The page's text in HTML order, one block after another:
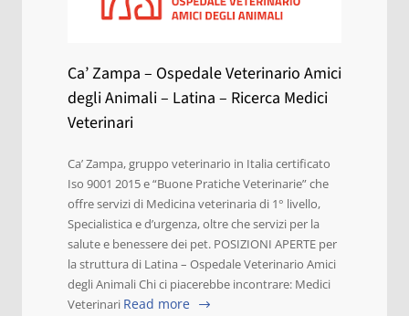
Ca’ Zampa – Ospedale Veterinario Amici
degli Animali – Latina – Ricerca Medici
Veterinari
Ca’ Zampa, gruppo veterinario in Italia certificato
Iso 9001 2015 e “Buone Pratiche Veterinarie” che
offre servizi di Medicina veterinaria di 1° livello,
Specialistica e d’urgenza, oltre che servizi per la
salute e benessere dei pet. POSIZIONI APERTE per
la struttura di Latina – Ospedale Veterinario Amici
degli Animali Chi ci piacerebbe incontrare: Medici
Veterinari Read more